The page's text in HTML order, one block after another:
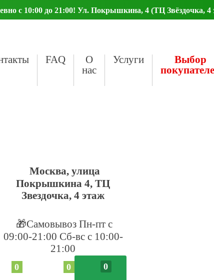
с 10:00 до 21:00! Ул. Покрышкина, 4 (ТЦ Звёздочка, 4
FAQ
О
нас
Услуги
Выбор
Москва, улица
Покрышкина 4, ТЦ
Звездочка, 4 этаж
🎁Самовывоз Пн-пт с
09:00-21:00 Сб-вс с 10:00-
21:00
0
0 0